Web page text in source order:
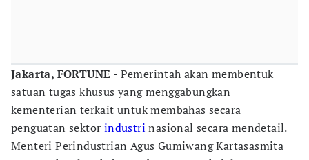
Jakarta, FORTUNE - Pemerintah akan membentuk
satuan tugas khusus yang menggabungkan
kementerian terkait untuk membahas secara
penguatan sektor industri nasional secara mendetail.
Menteri Perindustrian Agus Gumiwang Kartasasmita